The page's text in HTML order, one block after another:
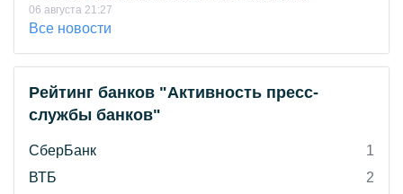
06 августа 21:27
Все новости
Рейтинг банков "Активность пресс-
службы банков"
СберБанк
1
ВТБ
2